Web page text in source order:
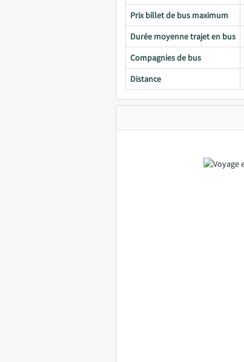
Prix billet de bus maximum
Durée moyenne trajet en bus
Compagnies de bus
Distance